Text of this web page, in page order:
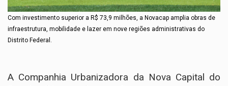
Com investimento superior a R$ 73,9 milhões, a Novacap amplia obras de
infraestrutura, mobilidade e lazer em nove regiões administrativas do
Distrito Federal.
A Companhia Urbanizadora da Nova Capital do